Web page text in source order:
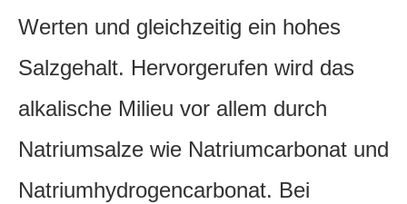
Werten und gleichzeitig ein hohes
Salzgehalt. Hervorgerufen wird das
alkalische Milieu vor allem durch
Natriumsalze wie Natriumcarbonat und
Natriumhydrogencarbonat. Bei